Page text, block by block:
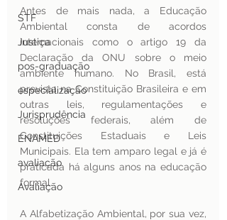
STF
Justiça
pos-graduação
especialização
Jurisprudência
ENAMED
avaliação
Avaliação
Antes de mais nada, a Educação
Ambiental consta de acordos
internacionais como o artigo 19 da
Declaração da ONU sobre o meio
ambiente humano. No Brasil, está
prevista na Constituição Brasileira e em
outras leis, regulamentações e
resoluções federais, além de
Constituições Estaduais e Leis
Municipais. Ela tem amparo legal e já é
praticada há alguns anos na educação
formal.
A Alfabetização Ambiental, por sua vez,